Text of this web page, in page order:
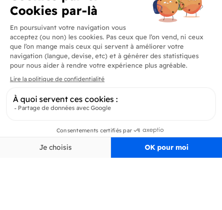
Produits
En savoir plus
Informations
Inscrivez-vous et soyez au courant de toutes les dernières nouveautés de